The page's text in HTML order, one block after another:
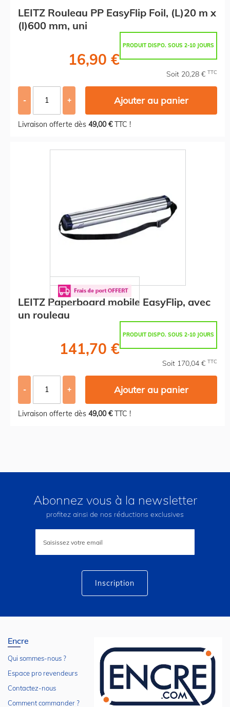
LEITZ Rouleau PP EasyFlip Foil, (L)20 m x
(l)600 mm, uni
PRODUIT DISPO. SOUS 2-10 JOURS
16,90 €
Soit 20,28 € TTC
- + Ajouter au panier
Livraison offerte dès 49,00 €TTC !
LEITZ Paperboard mobile EasyFlip, avec
un rouleau
PRODUIT DISPO. SOUS 2-10 JOURS
141,70 €
Soit 170,04 € TTC
- + Ajouter au panier
Livraison offerte dès 49,00 €TTC !
Abonnez vous à la newsletter
profitez ainsi de nos réductions exclusives
lettre
Inscription
Encre
Qui sommes-nous ?
Espace pro revendeurs
Contactez-nous
Comment commander ?